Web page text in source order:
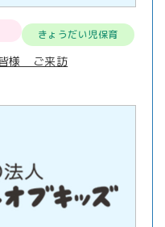
きょうだい児保育
様 ご来訪